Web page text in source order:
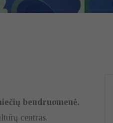
bendruomenė.
centras.